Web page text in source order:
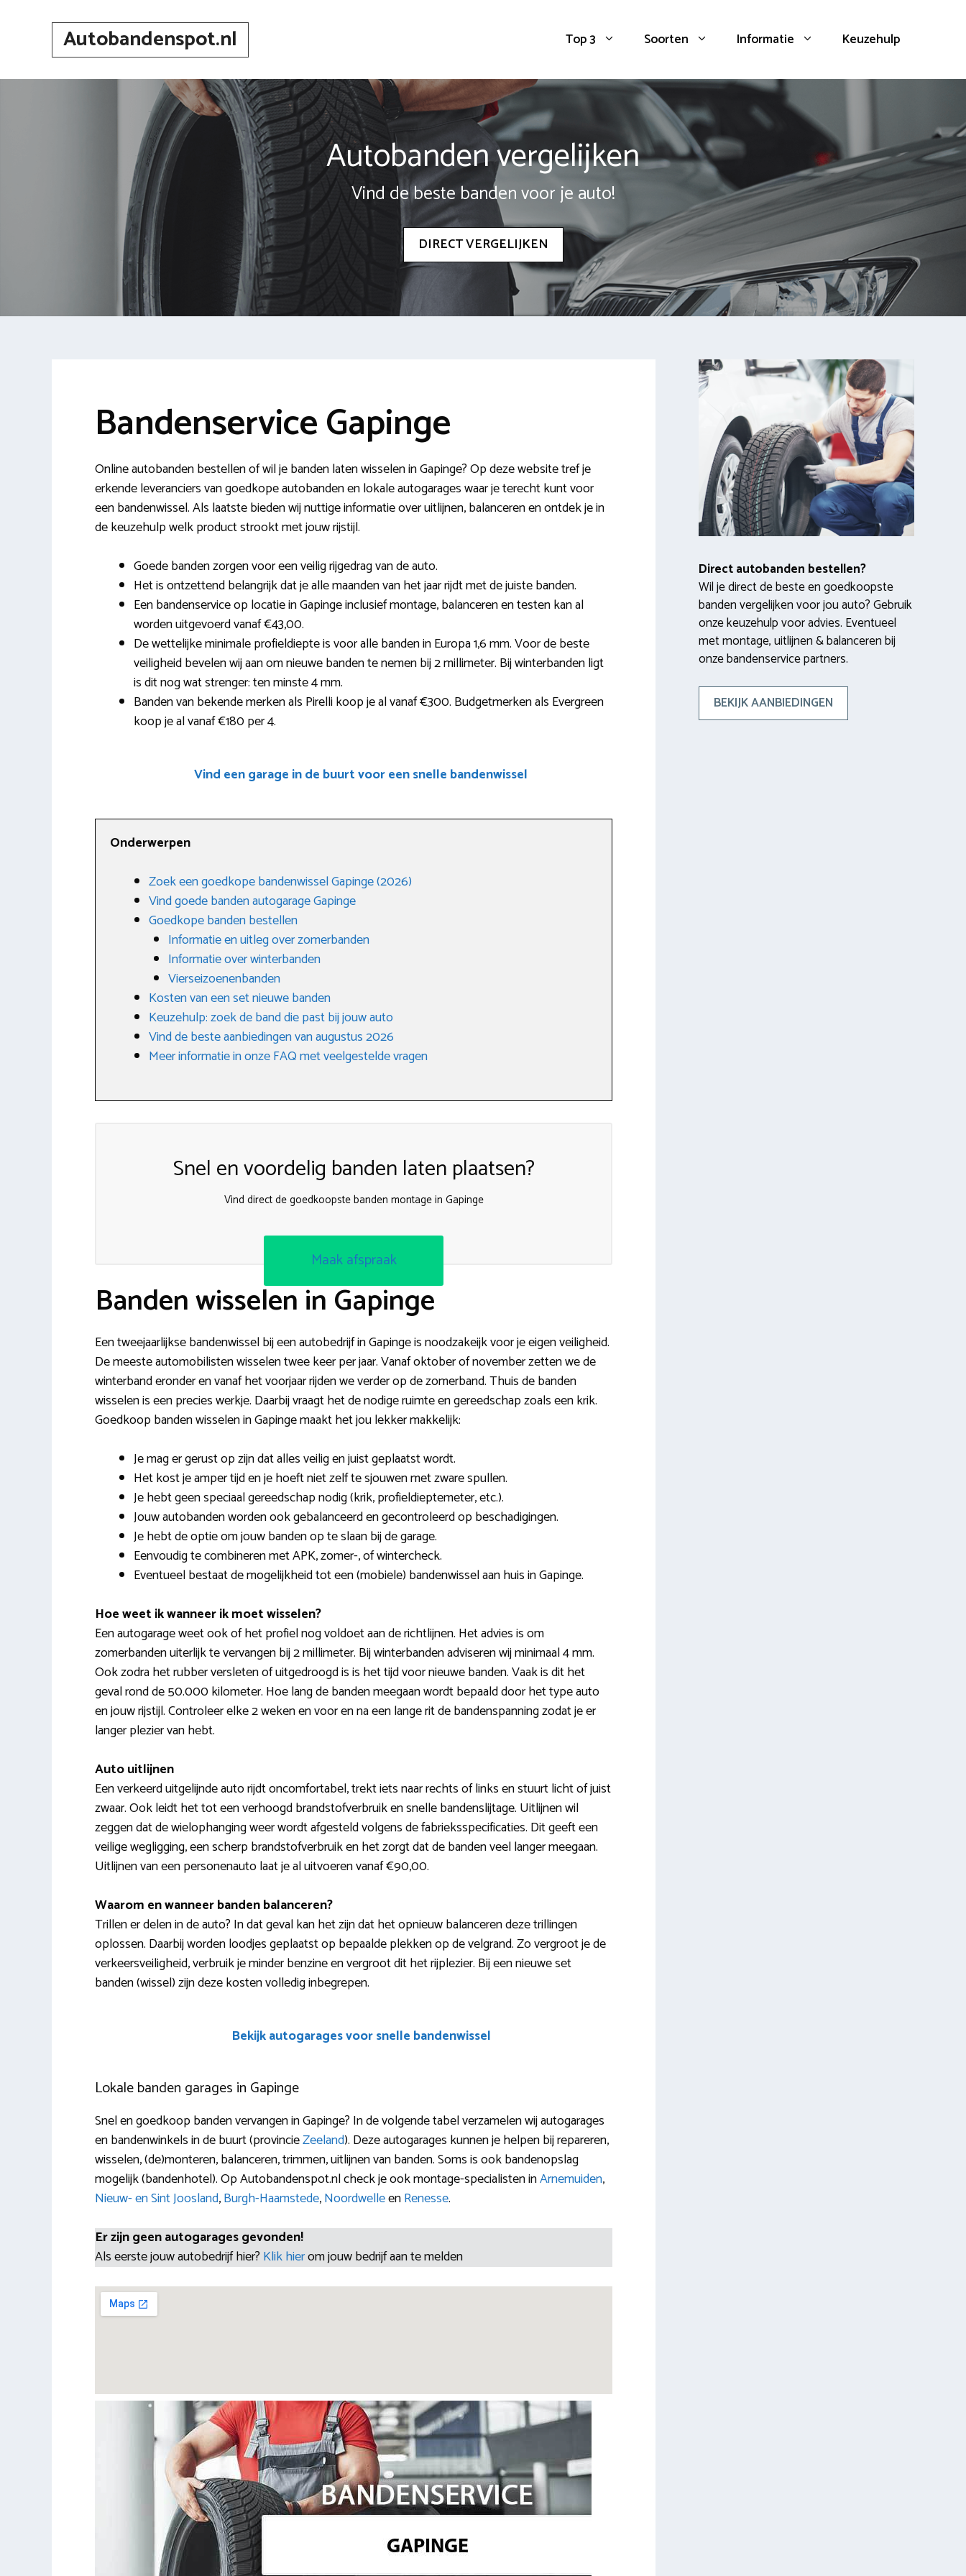
Autobandenspot.nl Top 3 Soorten Informatie Keuzehulp
Autobanden vergelijken
Vind de beste banden voor je auto!
DIRECT VERGELIJKEN
Bandenservice Gapinge
Online autobanden bestellen of wil je banden laten wisselen in Gapinge? Op deze website tref je
erkende leveranciers van goedkope autobanden en lokale autogarages waar je terecht kunt voor
een bandenwissel. Als laatste bieden wij nuttige informatie over uitlijnen, balanceren en ontdek je in
de keuzehulp welk product strookt met jouw rijstijl.
Goede banden zorgen voor een veilig rijgedrag van de auto.
Het is ontzettend belangrijk dat je alle maanden van het jaar rijdt met de juiste banden.
Een bandenservice op locatie in Gapinge inclusief montage, balanceren en testen kan al
worden uitgevoerd vanaf €43,00.
De wettelijke minimale profieldiepte is voor alle banden in Europa 1,6 mm. Voor de beste
veiligheid bevelen wij aan om nieuwe banden te nemen bij 2 millimeter. Bij winterbanden ligt
is dit nog wat strenger: ten minste 4 mm.
Banden van bekende merken als Pirelli koop je al vanaf €300. Budgetmerken als Evergreen
koop je al vanaf €180 per 4.
Vind een garage in de buurt voor een snelle bandenwissel
Onderwerpen
Zoek een goedkope bandenwissel Gapinge (2026)
Vind goede banden autogarage Gapinge
Goedkope banden bestellen
Informatie en uitleg over zomerbanden
Informatie over winterbanden
Vierseizoenenbanden
Kosten van een set nieuwe banden
Keuzehulp: zoek de band die past bij jouw auto
Vind de beste aanbiedingen van augustus 2026
Meer informatie in onze FAQ met veelgestelde vragen
Snel en voordelig banden laten plaatsen?
Vind direct de goedkoopste banden montage in Gapinge
Maak afspraak
Banden wisselen in Gapinge
Een tweejaarlijkse bandenwissel bij een autobedrijf in Gapinge is noodzakeijk voor je eigen veiligheid.
De meeste automobilisten wisselen twee keer per jaar. Vanaf oktober of november zetten we de
winterband eronder en vanaf het voorjaar rijden we verder op de zomerband. Thuis de banden
wisselen is een precies werkje. Daarbij vraagt het de nodige ruimte en gereedschap zoals een krik.
Goedkoop banden wisselen in Gapinge maakt het jou lekker makkelijk:
Je mag er gerust op zijn dat alles veilig en juist geplaatst wordt.
Het kost je amper tijd en je hoeft niet zelf te sjouwen met zware spullen.
Je hebt geen speciaal gereedschap nodig (krik, profieldieptemeter, etc.).
Jouw autobanden worden ook gebalanceerd en gecontroleerd op beschadigingen.
Je hebt de optie om jouw banden op te slaan bij de garage.
Eenvoudig te combineren met APK, zomer-, of wintercheck.
Eventueel bestaat de mogelijkheid tot een (mobiele) bandenwissel aan huis in Gapinge.
Hoe weet ik wanneer ik moet wisselen?
Een autogarage weet ook of het profiel nog voldoet aan de richtlijnen. Het advies is om
zomerbanden uiterlijk te vervangen bij 2 millimeter. Bij winterbanden adviseren wij minimaal 4 mm.
Ook zodra het rubber versleten of uitgedroogd is is het tijd voor nieuwe banden. Vaak is dit het
geval rond de 50.000 kilometer. Hoe lang de banden meegaan wordt bepaald door het type auto
en jouw rijstijl. Controleer elke 2 weken en voor en na een lange rit de bandenspanning zodat je er
langer plezier van hebt.
Auto uitlijnen
Een verkeerd uitgelijnde auto rijdt oncomfortabel, trekt iets naar rechts of links en stuurt licht of juist
zwaar. Ook leidt het tot een verhoogd brandstofverbruik en snelle bandenslijtage. Uitlijnen wil
zeggen dat de wielophanging weer wordt afgesteld volgens de fabrieksspecificaties. Dit geeft een
veilige wegligging, een scherp brandstofverbruik en het zorgt dat de banden veel langer meegaan.
Uitlijnen van een personenauto laat je al uitvoeren vanaf €90,00.
Waarom en wanneer banden balanceren?
Trillen er delen in de auto? In dat geval kan het zijn dat het opnieuw balanceren deze trillingen
oplossen. Daarbij worden loodjes geplaatst op bepaalde plekken op de velgrand. Zo vergroot je de
verkeersveiligheid, verbruik je minder benzine en vergroot dit het rijplezier. Bij een nieuwe set
banden (wissel) zijn deze kosten volledig inbegrepen.
Bekijk autogarages voor snelle bandenwissel
Lokale banden garages in Gapinge
Snel en goedkoop banden vervangen in Gapinge? In de volgende tabel verzamelen wij autogarages
en bandenwinkels in de buurt (provincieZeeland). Deze autogarages kunnen je helpen bij repareren,
wisselen, (de)monteren, balanceren, trimmen, uitlijnen van banden. Soms is ook bandenopslag
mogelijk (bandenhotel). Op Autobandenspot.nl check je ook montage-specialisten inArnemuiden,
Nieuw- en Sint Joosland,Burgh-Haamstede,NoordwelleenRenesse.
Er zijn geen autogarages gevonden!
Als eerste jouw autobedrijf hier? Klik hierom jouw bedrijf aan te melden
Direct autobanden bestellen?
Wil je direct de beste en goedkoopste
banden vergelijken voor jou auto? Gebruik
onze keuzehulp voor advies. Eventueel
met montage, uitlijnen & balanceren bij
onze bandenservice partners.
BEKIJK AANBIEDINGEN